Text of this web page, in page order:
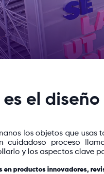
el
los objetos que
cuidadoso proceso
y los aspectos clave
productos innovadores,